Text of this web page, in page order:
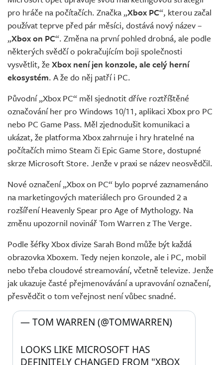
Živě
pro hráče na počítačích. Značka „Xbox PC“, kterou začal
používat teprve před pár měsíci, dostává nový název –
„Xbox on PC“. Změna na první pohled drobná, ale podle
některých svědčí o pokračujícím boji společnosti
vysvětlit, že Xbox není jen konzole, ale celý herní
ekosystém. A že do něj patří i PC.
Původní „Xbox PC“ měl sjednotit dříve roztříštěné
označování her pro Windows 10/11, aplikaci Xbox pro PC
nebo PC Game Pass. Měl zjednodušit komunikaci a
ukázat, že platforma Xbox zahrnuje i hry hratelné na
počítačích mimo Steam či Epic Game Store, dostupné
skrze Microsoft Store. Jenže v praxi se název neosvědčil.
Nové označení „Xbox on PC“ bylo poprvé zaznamenáno
na marketingových materiálech pro Grounded 2 a
rozšíření Heavenly Spear pro Age of Mythology. Na
změnu upozornil novinář Tom Warren z The Verge.
Podle šéfky Xbox divize Sarah Bond může být každá
obrazovka Xboxem. Tedy nejen konzole, ale i PC, mobil
nebo třeba cloudové streamování, včetně televize. Jenže
jak ukazuje časté přejmenovávání a upravování označení,
přesvědčit o tom veřejnost není vůbec snadné.
LOOKS LIKE MICROSOFT HAS
DEFINITELY CHANGED FROM "XBOX
— TOM WARREN (@TOMWARREN)